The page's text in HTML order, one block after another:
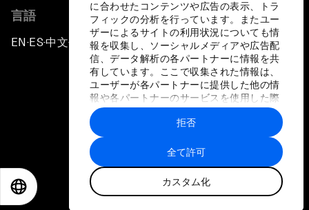
に合わせたコンテンツや広告の表示、トラ
フィックの分析を行っています。またユー
ザーによるサイトの利用状況についても情
報を収集し、ソーシャルメディアや広告配
信、データ解析の各パートナーに情報を共
有しています。ここで収集された情報は、
ユーザーが各パートナーに提供した他の情
報や各パートナーのサービスを使用した際
に収集された情報と組み合わされ、各パー
トナーによって使用されることがありま
す。
全て許可
カスタム化
拒否
言語
EN ▪ES▪中文▪ 日本語
プライバシーポリシーと利用規約
サイトマップ
©
世界経済フォーラム